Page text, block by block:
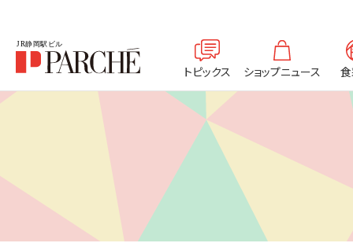
トピックス ショップニュース